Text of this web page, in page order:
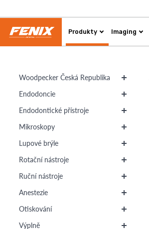
Produkty Imaging
Woodpecker Česká Republika
Endodoncie
Endodontické přístroje
Mikroskopy
Lupové brýle
Rotační nástroje
Ruční nástroje
Anestezie
Otiskování
Výplně